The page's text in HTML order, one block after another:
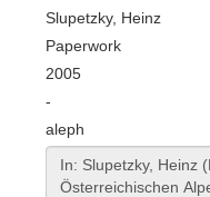
Slupetzky, Heinz
Paperwork
2005
-
aleph